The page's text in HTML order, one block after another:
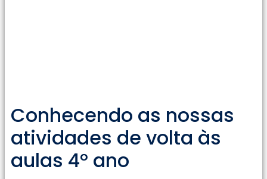
Conhecendo as nossas
atividades de volta às
aulas 4° ano